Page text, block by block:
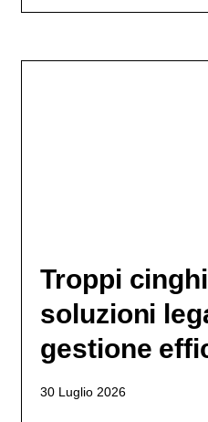
Troppi
soluzioni
gestione
30 Luglio 2026